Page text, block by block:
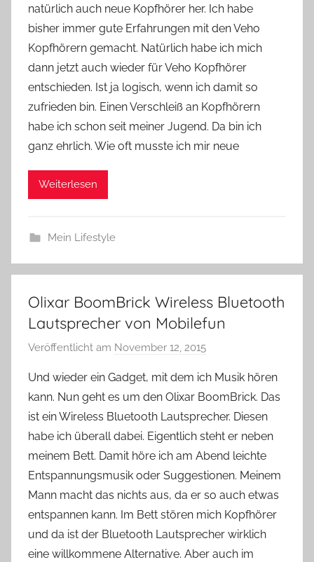
o
n
n
e
natürlich auch neue Kopfhörer her. Ich habe
bisher immer gute Erfahrungen mit den Veho
Kopfhörern gemacht. Natürlich habe ich mich
dann jetzt auch wieder für Veho Kopfhörer
entschieden. Ist ja logisch, wenn ich damit so
zufrieden bin. Einen Verschleiß an Kopfhörern
habe ich schon seit meiner Jugend. Da bin ich
ganz ehrlich. Wie oft musste ich mir neue
Weiterlesen
Mein Lifestyle
Olixar BoomBrick Wireless Bluetooth
Lautsprecher von Mobilefun
Veröffentlicht am November 12, 2015
n
Y
v
o
n
n
e
Und wieder ein Gadget, mit dem ich Musik hören
kann. Nun geht es um den Olixar BoomBrick. Das
ist ein Wireless Bluetooth Lautsprecher. Diesen
habe ich überall dabei. Eigentlich steht er neben
meinem Bett. Damit höre ich am Abend leichte
Entspannungsmusik oder Suggestionen. Meinem
Mann macht das nichts aus, da er so auch etwas
entspannen kann. Im Bett stören mich Kopfhörer
und da ist der Bluetooth Lautsprecher wirklich
eine willkommene Alternative. Aber auch im